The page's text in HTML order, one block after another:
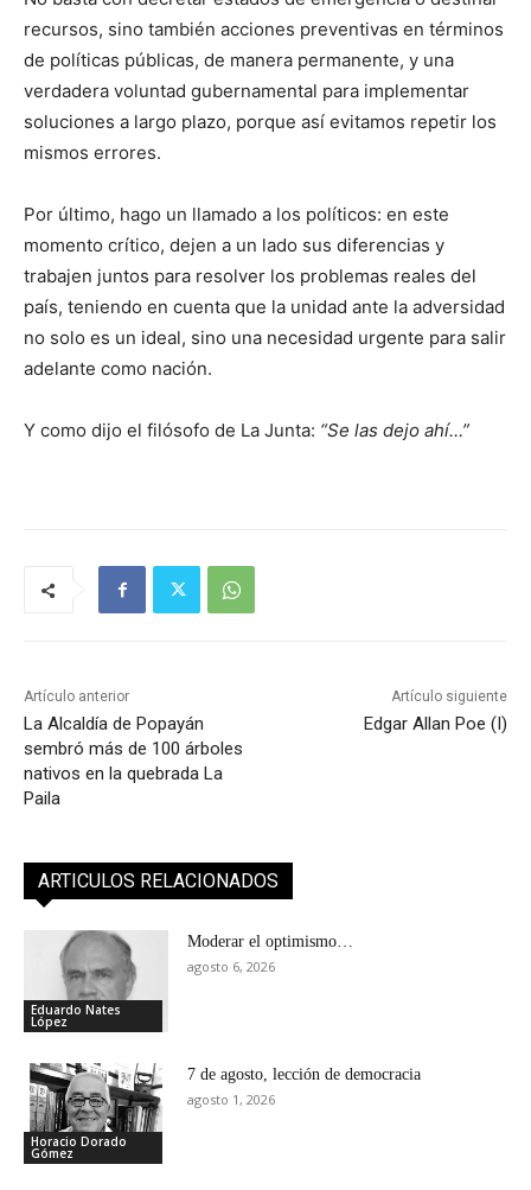
recursos, sino también acciones preventivas en términos
de políticas públicas, de manera permanente, y una
verdadera voluntad gubernamental para implementar
soluciones a largo plazo, porque así evitamos repetir los
mismos errores.
Por último, hago un llamado a los políticos: en este
momento crítico, dejen a un lado sus diferencias y
trabajen juntos para resolver los problemas reales del
país, teniendo en cuenta que la unidad ante la adversidad
no solo es un ideal, sino una necesidad urgente para salir
adelante como nación.
Y como dijo el filósofo de La Junta: “Se las dejo ahí…”
Artículo anterior
La Alcaldía de Popayán
sembró más de 100 árboles
nativos en la quebrada La
Paila
Artículo siguiente
Edgar Allan Poe (I)
ARTICULOS RELACIONADOS
Eduardo Nates
López
Moderar el optimismo…
agosto 6, 2026
Horacio Dorado
Gómez
7 de agosto, lección de democracia
agosto 1, 2026